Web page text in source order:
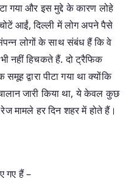
गया और इस मुद्दे के कारण लोहे
आईं, दिल्ली में लोग अपने पैसे
लोगों के साथ संबंध हैं कि वे
नहीं हिचकते हैं. दो ट्रैफिक
द्वारा पीटा गया था क्योंकि
जारी किया था, ये केवल कुछ
मामले हर दिन शहर में होते हैं।
गए हैं –